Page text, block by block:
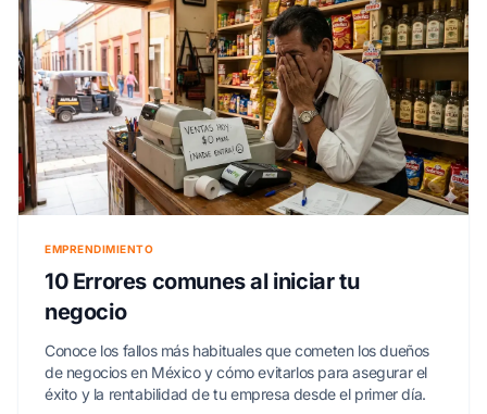
EMPRENDIMIENTO
10 Errores comunes al iniciar tu
negocio
Conoce los fallos más habituales que cometen los dueños
de negocios en México y cómo evitarlos para asegurar el
éxito y la rentabilidad de tu empresa desde el primer día.